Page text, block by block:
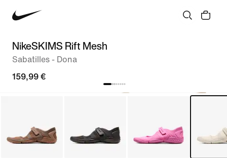
NikeSKIMS Rift Mesh
Sabatilles - Dona
159,99 €